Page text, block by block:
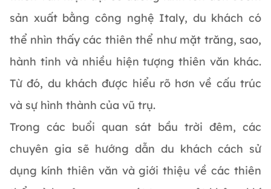
sản xuất bằng công nghệ Italy, du khách có
thể nhìn thấy các thiên thể như mặt trăng, sao,
hành tinh và nhiều hiện tượng thiên văn khác.
Từ đó, du khách được hiểu rõ hơn về cấu trúc
và sự hình thành của vũ trụ.
Trong các buổi quan sát bầu trời đêm, các
chuyên gia sẽ hướng dẫn du khách cách sử
dụng kính thiên văn và giới thiệu về các thiên